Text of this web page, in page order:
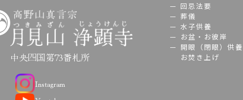
回忌法要
葬儀
水子供養
お盆・お彼岸
開眼（閉眼）供養
お焚き上げ
中央四国第73番札所
Instagram